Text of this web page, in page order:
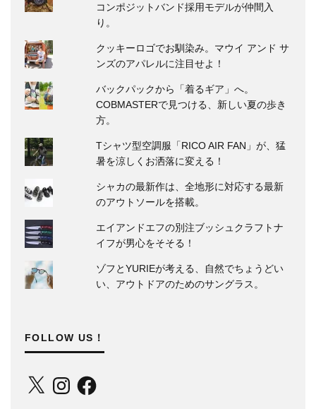
コンポジットバンド採用モデルが仲間入
り。
クッキーロゴでお馴染み。マウイ アンド サ
ンズのアパレルに注目せよ！
バックパックから「着るギア」へ。
COBMASTERで見つける、新しい夏の歩き
方。
Tシャツ型空調服「RICO AIR FAN」が、猛
暑を涼しくお洒落に変える！
シャカの最新作は、全地形に対応する最新
のアウトソールを搭載。
エイアンドエフの別注ブッシュクラフトナ
イフが男心をそそる！
ゾフとYURIEが考える、自然でちょうどい
い、アウトドアのためのサングラス。
FOLLOW US！
X InstagramFacebook